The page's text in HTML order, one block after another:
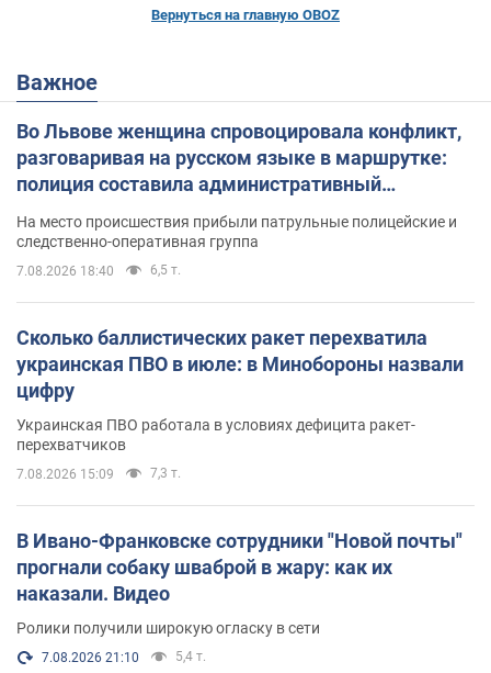
Вернуться на главную OBOZ
Важное
Во Львове женщина спровоцировала конфликт,
разговаривая на русском языке в маршрутке:
полиция составила административный
На место происшествия прибыли патрульные полицейские и
следственно-оперативная группа
7.08.2026 18:40 6,5 т.
Сколько баллистических ракет перехватила
украинская ПВО в июле: в Минобороны назвали
цифру
Украинская ПВО работала в условиях дефицита ракет-
перехватчиков
7.08.2026 15:09 7,3 т.
В Ивано-Франковске сотрудники "Новой почты"
прогнали собаку шваброй в жару: как их
наказали. Видео
Ролики получили широкую огласку в сети
7.08.2026 21:10 5,4 т.